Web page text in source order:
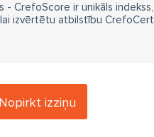
CrefoScore ir unikāls
lai izvērtētu atbilstību CrefoCert
Nopirkt izziņu